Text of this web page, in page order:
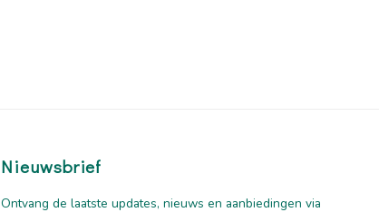
Nieuwsbrief
Ontvang de laatste updates, nieuws en aanbiedingen via